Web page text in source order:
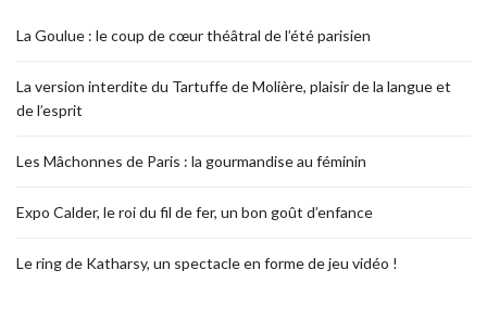
La Goulue : le coup de cœur théâtral de l’été parisien
La version interdite du Tartuffe de Molière, plaisir de la langue et
de l’esprit
Les Mâchonnes de Paris : la gourmandise au féminin
Expo Calder, le roi du fil de fer, un bon goût d’enfance
Le ring de Katharsy, un spectacle en forme de jeu vidéo !